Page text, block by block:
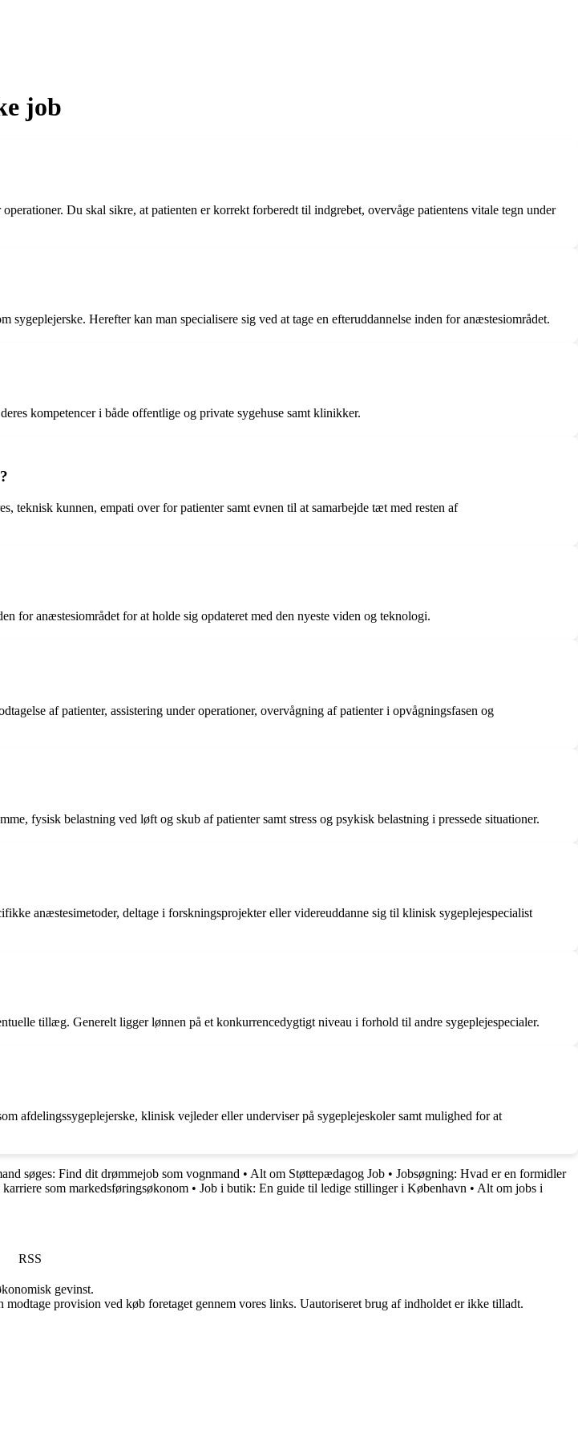
job
Du skal sikre, at patienten er korrekt forberedt til indgrebet, overvåge patientens vitale tegn under
Herefter kan man specialisere sig ved at tage en efteruddannelse inden for anæstesiområdet.
kompetencer i både offentlige og private sygehuse samt klinikker.
teknisk kunnen, empati over for patienter samt evnen til at samarbejde tæt med resten af
for anæstesiområdet for at holde sig opdateret med den nyeste viden og teknologi.
af patienter, assistering under operationer, overvågning af patienter i opvågningsfasen og
fysisk belastning ved løft og skub af patienter samt stress og psykisk belastning i pressede situationer.
anæstesimetoder, deltage i forskningsprojekter eller videreuddanne sig til klinisk sygeplejespecialist
tillæg. Generelt ligger lønnen på et konkurrencedygtigt niveau i forhold til andre sygeplejespecialer.
afdelingssygeplejerske, klinisk vejleder eller underviser på sygeplejeskoler samt mulighed for at
søges: Find dit drømmejob som vognmand • Alt om Støttepædagog Job • Jobsøgning: Hvad er en formidler
som markedsføringsøkonom • Job i butik: En guide til ledige stillinger i København • Alt om jobs i
RSS
gevinst.
provision ved køb foretaget gennem vores links. Uautoriseret brug af indholdet er ikke tilladt.